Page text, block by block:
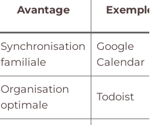
Avantage Exemple
Synchronisation
familiale
Google
Calendar
Organisation
optimale
Todoist